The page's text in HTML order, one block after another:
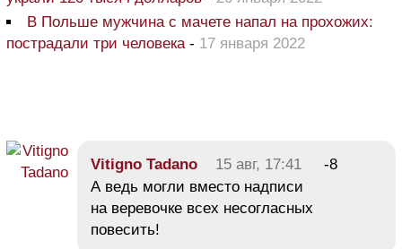
В Польше мужчина с мачете напал на прохожих:
пострадали три человека - 17 января 2022
Vitigno Tadano 15 авг, 17:41
-8
А ведь могли вместо надписи
на веревочке всех несогласных
повесить!